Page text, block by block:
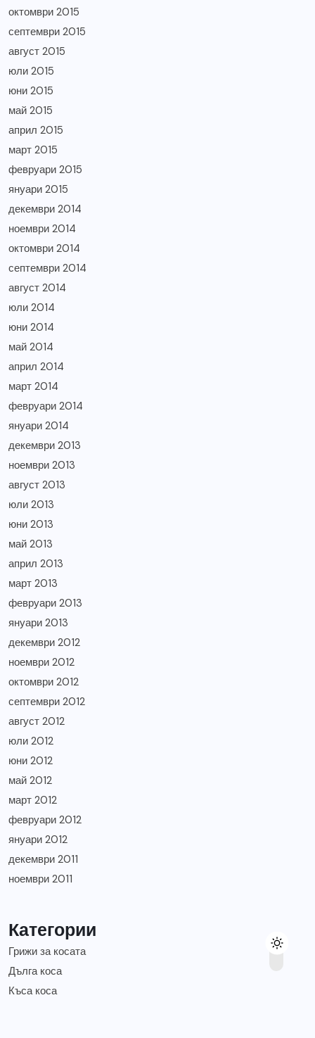
октомври 2015
септември 2015
август 2015
юли 2015
юни 2015
май 2015
април 2015
март 2015
февруари 2015
януари 2015
декември 2014
ноември 2014
октомври 2014
септември 2014
август 2014
юли 2014
юни 2014
май 2014
април 2014
март 2014
февруари 2014
януари 2014
декември 2013
ноември 2013
август 2013
юли 2013
юни 2013
май 2013
април 2013
март 2013
февруари 2013
януари 2013
декември 2012
ноември 2012
октомври 2012
септември 2012
август 2012
юли 2012
юни 2012
май 2012
март 2012
февруари 2012
януари 2012
декември 2011
ноември 2011
Категории
Грижи за косата
Дълга коса
Къса коса